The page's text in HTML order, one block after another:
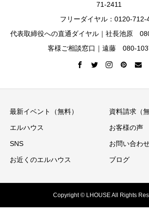
71-2411
フリーダイヤル：0120-712-
代表取締役への直通ダイヤル｜社長池原
客様ご相談窓口｜遠藤 080-
最新イベント（無料） 資料請求（無
エルハウス お客様の声
SNS お問い合わ
お近くのエルハウス ブログ
Copyright © LHOUSE All Rights